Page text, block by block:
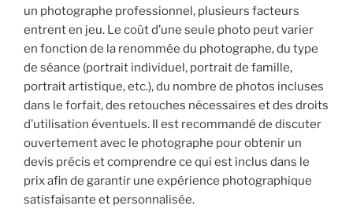
un photographe professionnel, plusieurs facteurs
entrent en jeu. Le coût d’une seule photo peut varier
en fonction de la renommée du photographe, du type
de séance (portrait individuel, portrait de famille,
portrait artistique, etc.), du nombre de photos incluses
dans le forfait, des retouches nécessaires et des droits
d’utilisation éventuels. Il est recommandé de discuter
ouvertement avec le photographe pour obtenir un
devis précis et comprendre ce qui est inclus dans le
prix afin de garantir une expérience photographique
satisfaisante et personnalisée.